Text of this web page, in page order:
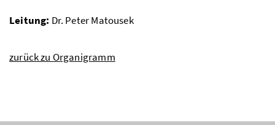
Leitung: Dr. Peter Matousek
zurück zu Organigramm